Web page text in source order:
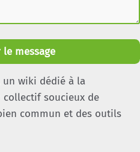
le message
un wiki dédié à la
soucieux de
commun et des outils